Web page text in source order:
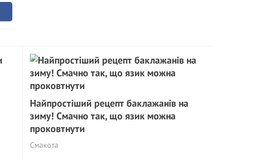
Найпростіший рецепт баклажанів на
зиму! Смачно так, що язик можна
проковтнути
Смакота